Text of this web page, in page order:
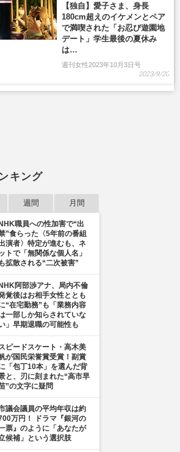
キング
週間 月間
NHK職員への性加害で“出
”食らった〈5年前の番組
演者〉特定が進むも、ネ
ットで「無関係な個人名」
も拡散される“二次被害”
NHK阿部渉アナ、局内不倫
覚後はお相手女性ととも
“在宅勤務”も「業務内容
一部しか知らされていな
」早期退職の可能性も
ピードスケート・高木美
が国民栄誉賞受賞！副賞
「包丁10本」を選んだ背
と、刃に刻まれた“高市早
”の文字に疑問
議会議員の平均年収は約
万円！ ドラマ『銀河の
票』のように「あなたが
候補」という選択肢